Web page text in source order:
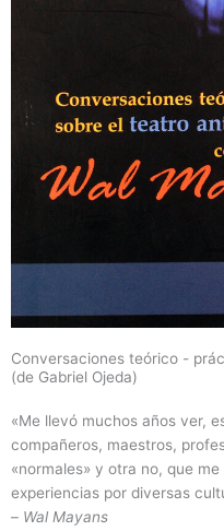
Conversaciones teórico -
(de Gabriel Ojeda)
«Me llevó muchos años ver,
compañeros, maestros,
«normales» y otra no, que
experiencias por diversas
– Wal Mayans